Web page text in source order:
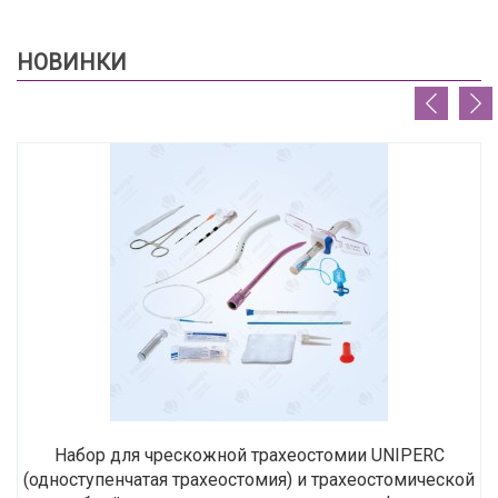
НОВИНКИ
Набор для чрескожной трахеостомии UNIPERC
(одноступенчатая трахеостомия) и трахеостомической